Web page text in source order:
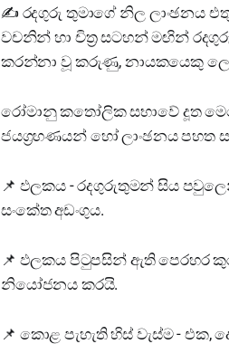
✍️ රදගුරු තුමාගේ නිල ලාංඡනය
වචනින් හා චිත්‍ර සටහන් මඟින්
කරන්නා වූ කරුණු, නායකයෙකු
රෝමානු කතෝලික සභාවේ දූත
ජයග්‍රහණයන් හෝ ලාංඡනය පහත
📌️ ඵලකය - රදගුරුතුමන් සිය
සංකේත අඩංගුය.
📌️ ඵලකය පිටුපසින් ඇති පෙරහර
නියෝජනය කරයි.
📌️ කොළ පැහැති හිස් වැස්ම -